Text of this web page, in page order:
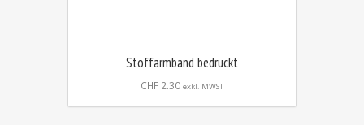
Stoffarmband bedruckt
CHF 2.30 exkl. MWST